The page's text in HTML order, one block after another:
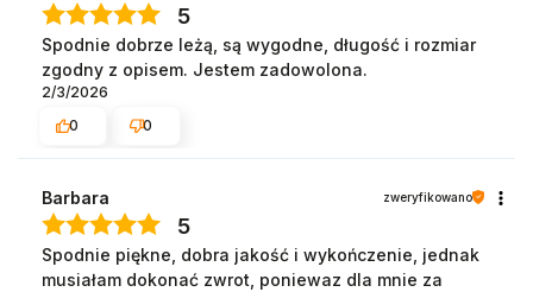
5
Spodnie dobrze leżą, są wygodne, długość i rozmiar
zgodny z opisem. Jestem zadowolona.
2/3/2026
0
0
Barbara zweryfikowano
5
Spodnie piękne, dobra jakość i wykończenie, jednak
musiałam dokonać zwrot, poniewaz dla mnie za